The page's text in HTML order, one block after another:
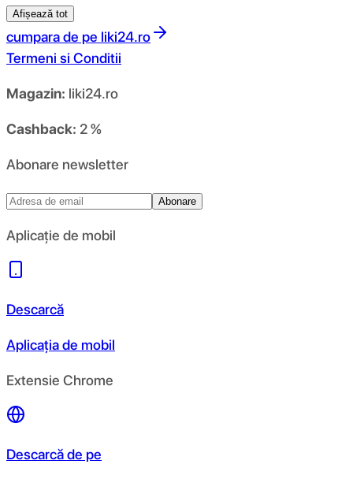
Afișează tot
cumpara de pe liki24.ro
Termeni si Conditii
Magazin: liki24.ro
Cashback: 2 %
Abonare newsletter
Abonare
Aplicație de mobil
Descarcă
Aplicația de mobil
Extensie Chrome
Descarcă de pe